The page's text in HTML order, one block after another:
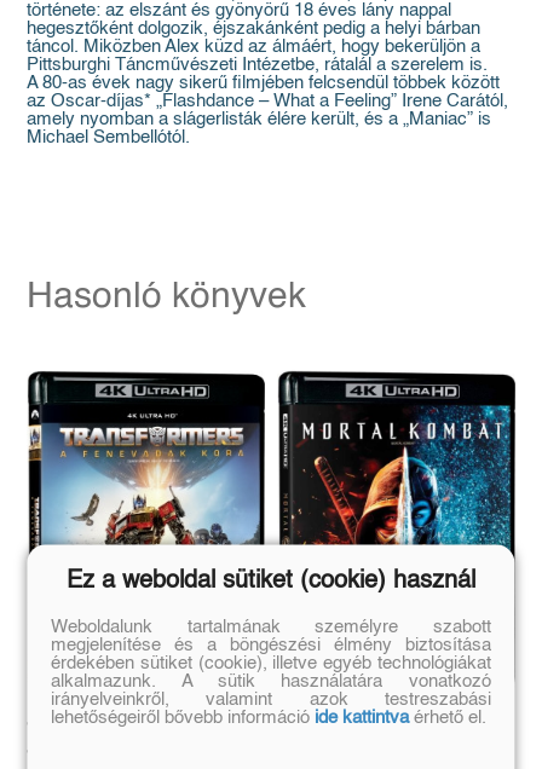
története: az elszánt és gyönyörű 18 éves lány nappal
hegesztőként dolgozik, éjszakánként pedig a helyi bárban
táncol. Miközben Alex küzd az álmáért, hogy bekerüljön a
Pittsburghi Táncművészeti Intézetbe, rátalál a szerelem is.
A 80-as évek nagy sikerű filmjében felcsendül többek között
az Oscar-díjas* „Flashdance – What a Feeling” Irene Carától,
amely nyomban a slágerlisták élére került, és a „Maniac” is
Michael Sembellótól.
Hasonló könyvek
Transformers: A
fenevadak kora - Blu-ray
Ez a weboldal sütiket (cookie) használ
Weboldalunk tartalmának személyre szabott
megjelenítése és a böngészési élmény biztosítása
érdekében sütiket (cookie), illetve egyéb technológiákat
alkalmazunk. A sütik használatára vonatkozó
irányelveinkről, valamint azok testreszabási
lehetőségeiről bővebb információ ide kattintvaérhető el.